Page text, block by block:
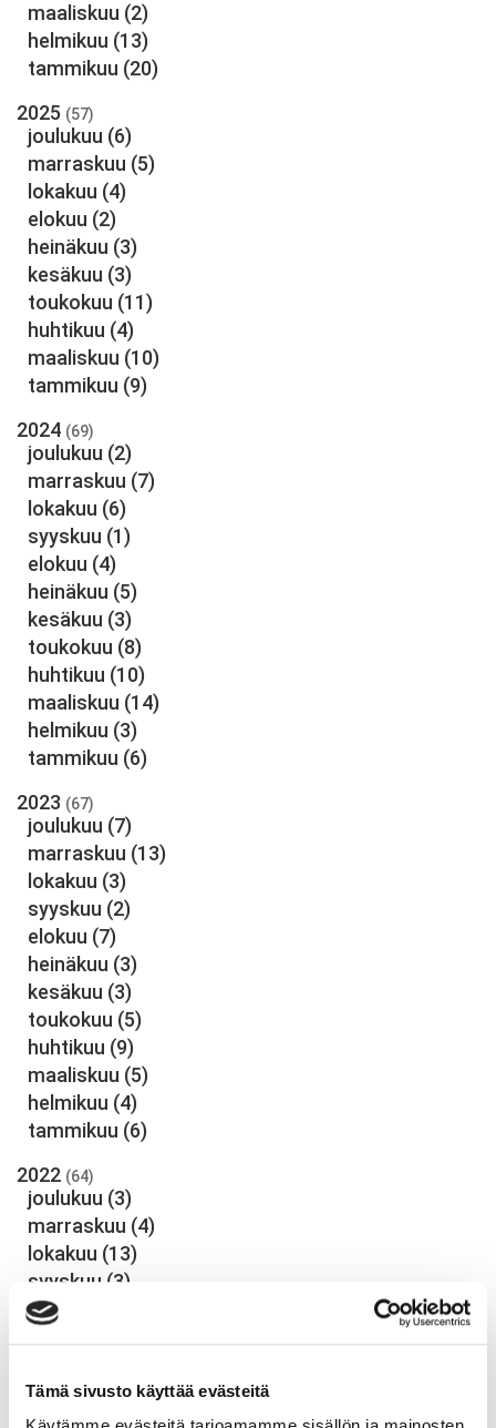
Tämä sivusto käyttää evästeitä
maaliskuu (2)
helmikuu (13)
tammikuu (20)
2025 (57)
joulukuu (6)
marraskuu (5)
lokakuu (4)
elokuu (2)
heinäkuu (3)
kesäkuu (3)
toukokuu (11)
huhtikuu (4)
maaliskuu (10)
tammikuu (9)
2024 (69)
joulukuu (2)
marraskuu (7)
lokakuu (6)
syyskuu (1)
elokuu (4)
heinäkuu (5)
kesäkuu (3)
toukokuu (8)
huhtikuu (10)
maaliskuu (14)
helmikuu (3)
tammikuu (6)
2023 (67)
joulukuu (7)
marraskuu (13)
lokakuu (3)
syyskuu (2)
elokuu (7)
heinäkuu (3)
kesäkuu (3)
toukokuu (5)
huhtikuu (9)
maaliskuu (5)
helmikuu (4)
tammikuu (6)
2022 (64)
joulukuu (3)
marraskuu (4)
lokakuu (13)
syyskuu (3)
elokuu
toukokuu(2)
huhtikuu(8)